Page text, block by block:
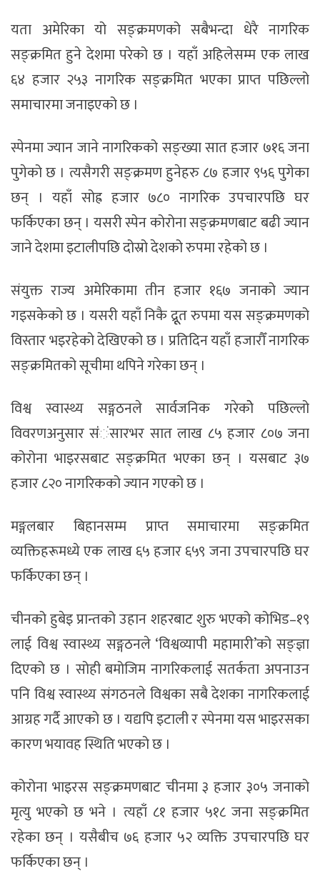
यता अमेरिका यो सङ्क्रमणको सबैभन्दा धेरै नागरिक
सङ्क्रमित हुने देशमा परेको छ । यहाँ अहिलेसम्म एक लाख
६४ हजार २५३ नागरिक सङ्क्रमित भएका प्राप्त पछिल्लो
समाचारमा जनाइएको छ ।
स्पेनमा ज्यान जाने नागरिकको सङ्ख्या सात हजार ७१६ जना
पुगेको छ । त्यसैगरी सङ्क्रमण हुनेहरु ८७ हजार ९५६ पुगेका
छन् । यहाँ सोह्र हजार ७८० नागरिक उपचारपछि घर
फर्किएका छन् । यसरी स्पेन कोरोना सङ्क्रमणबाट बढी ज्यान
जाने देशमा इटालीपछि दोस्रो देशको रुपमा रहेको छ ।
संयुक्त राज्य अमेरिकामा तीन हजार १६७ जनाको ज्यान
गइसकेको छ । यसरी यहाँ निकै द्रूूत रुपमा यस सङ्क्रमणको
विस्तार भइरहेको देखिएको छ । प्रतिदिन यहाँ हजारौँ नागरिक
सङ्क्रमितको सूचीमा थपिने गरेका छन् ।
विश्व स्वास्थ्य सङ्गठनले सार्वजनिक गरेकोे पछिल्लो
विवरणअनुसार संंंसारभर सात लाख ८५ हजार ८०७ जना
कोरोना भाइरसबाट सङ्क्रमित भएका छन् । यसबाट ३७
हजार ८२० नागरिकको ज्यान गएको छ ।
मङ्गलबार बिहानसम्म प्राप्त समाचारमा सङ्क्रमित
व्यक्तिहरूमध्ये एक लाख ६५ हजार ६५९ जना उपचारपछि घर
फर्किएका छन् ।
चीनको हुबेइ प्रान्तको उहान शहरबाट शुरु भएको कोभिड–१९
लाई विश्व स्वास्थ्य सङ्गठनले ‘विश्वव्यापी महामारी’को सङ्ज्ञा
दिएको छ । सोही बमोजिम नागरिकलाई सतर्कता अपनाउन
पनि विश्व स्वास्थ्य संगठनले विश्वका सबै देशका नागरिकलाई
आग्रह गर्दै आएको छ । यद्यपि इटाली र स्पेनमा यस भाइरसका
कारण भयावह स्थिति भएको छ ।
कोरोना भाइरस सङ्क्रमणबाट चीनमा ३ हजार ३०५ जनाको
मृत्यु भएको छ भने । त्यहाँ ८१ हजार ५१८ जना सङ्क्रमित
रहेका छन् । यसैबीच ७६ हजार ५२ व्यक्ति उपचारपछि घर
फर्किएका छन् ।